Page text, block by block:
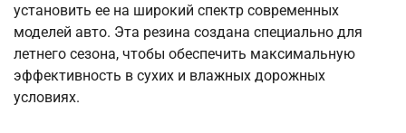
установить ее на широкий спектр современных
моделей авто. Эта резина создана специально для
летнего сезона, чтобы обеспечить максимальную
эффективность в сухих и влажных дорожных
условиях.